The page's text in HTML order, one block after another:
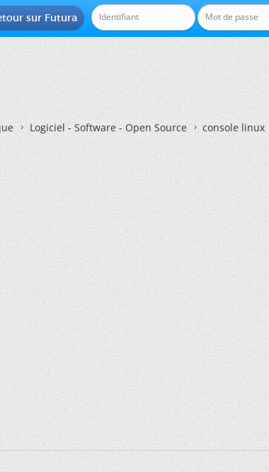
sur Futura
Logiciel - Software - Open Source console linux